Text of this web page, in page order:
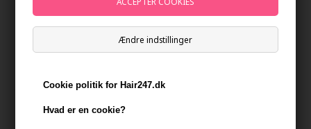
Ændre indstillinger
Cookie politik for Hair247.dk
Hvad er en cookie?
Ærlig P02 Eau de Parfum 100ml
Mærker Ærlig
Normalpris: 775,00
Tilbuddet gælder: 30.07.26 - 13.08.26